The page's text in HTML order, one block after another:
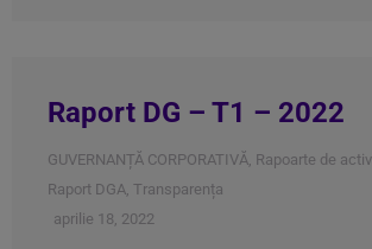
Raport DG – T1 – 2022
GUVERNANȚĂ CORPORATIVĂ, Rapoarte de
Raport DGA, Transparența
aprilie 18, 2022